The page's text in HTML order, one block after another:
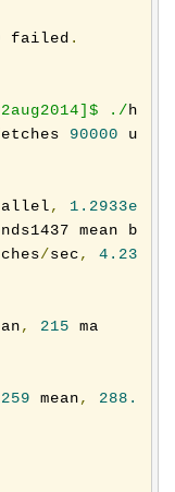
failed .
./h
90000 u
,
1.2933e
mean b
/sec,
4.23
, 215 ma
mean,
288.